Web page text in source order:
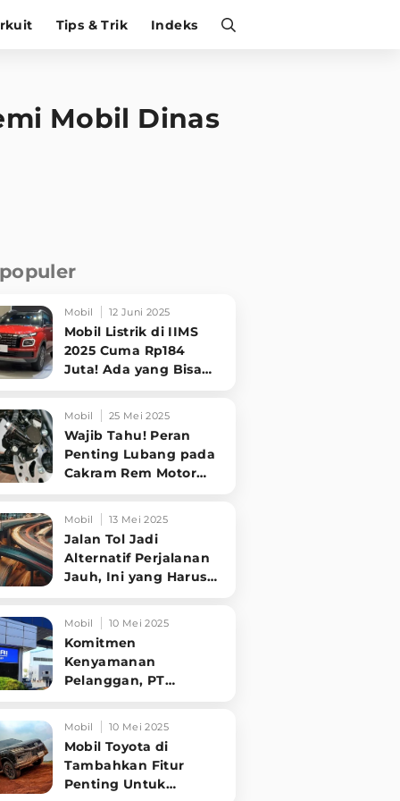
Tips & Trik Indeks
Mobil Dinas
Mobil 12 Juni 2025
Mobil Listrik di IIMS
2025 Cuma Rp184
Juta! Ada yang Bisa
Tampilannya Gak
Main-ma
Mobil 25 Mei 2025
Wajib Tahu! Peran
Penting Lubang pada
Cakram Rem Motor
Berkendara
Mobil 13 Mei 2025
Jalan Tol Jadi
Alternatif Perjalanan
Jauh, Ini yang Harus
Pengendara
Mobil 10 Mei 2025
Komitmen
Kenyamanan
Pelanggan, PT
Indonesia Perbaharui
Software mobil
Mobil 10 Mei 2025
Mobil Toyota di
Tambahkan Fitur
Penting Untuk